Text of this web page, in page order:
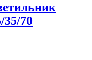
35/70